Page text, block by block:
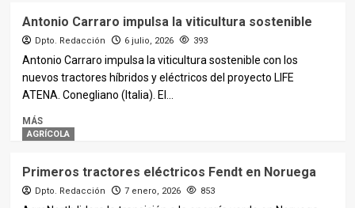
Antonio Carraro impulsa la viticultura sostenible
Dpto. Redacción 6 julio, 2026 393
Antonio Carraro impulsa la viticultura sostenible con los
nuevos tractores híbridos y eléctricos del proyecto LIFE
ATENA. Conegliano (Italia). El...
MÁS
AGRÍCOLA
Primeros tractores eléctricos Fendt en Noruega
Dpto. Redacción 7 enero, 2026 853